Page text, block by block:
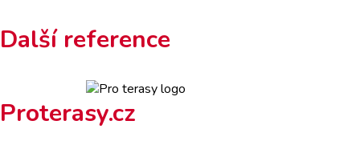
Další reference
Proterasy.cz